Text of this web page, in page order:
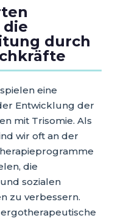
die
durch
eine
Entwicklung der
mit Trisomie. Als
wir oft an der
die
sozialen
zu verbessern.
ergotherapeutische